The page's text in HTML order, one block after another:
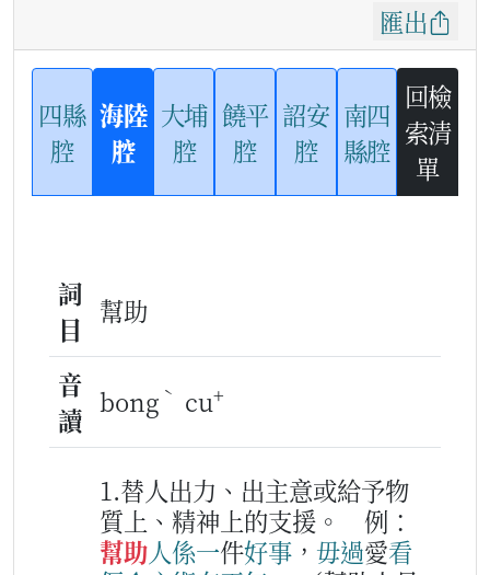
匯出
四縣
腔
海陸
腔
大埔
腔
饒平
腔
詔安
腔
南四
縣腔
回檢
索清
單
詞
目
幫助
音
讀
bong ˋ cu+
1.替人出力、出主意或給予物
質上、精神上的支援。
例：
幫助人係一件好事 ， 毋過愛看